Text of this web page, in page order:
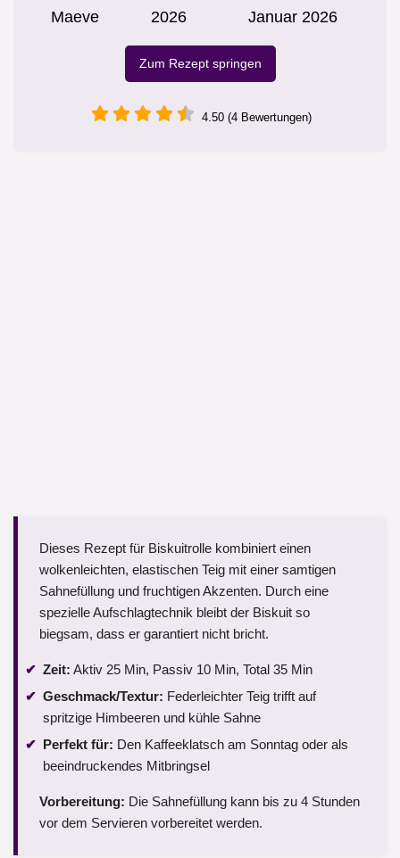
Maeve
2026
Januar 2026
Zum Rezept springen
4.50 (4 Bewertungen)
Dieses Rezept für Biskuitrolle kombiniert einen
wolkenleichten, elastischen Teig mit einer samtigen
Sahnefüllung und fruchtigen Akzenten. Durch eine
spezielle Aufschlagtechnik bleibt der Biskuit so
biegsam, dass er garantiert nicht bricht.
Zeit: Aktiv 25 Min, Passiv 10 Min, Total 35 Min
Geschmack/Textur: Federleichter Teig trifft auf
spritzige Himbeeren und kühle Sahne
Perfekt für: Den Kaffeeklatsch am Sonntag oder als
beeindruckendes Mitbringsel
Vorbereitung: Die Sahnefüllung kann bis zu 4 Stunden
vor dem Servieren vorbereitet werden.